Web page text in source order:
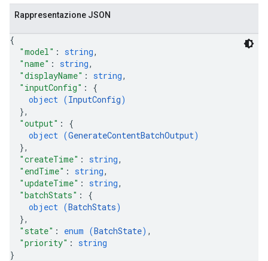
Rappresentazione JSON
{
"model" : string,
"name" : string,
"displayName" : string,
"inputConfig" : {
object (InputConfig)
},
"output" : {
object (GenerateContentBatchOutput)
},
"createTime" : string,
"endTime" : string,
"updateTime" : string,
"batchStats" : {
object (BatchStats)
},
"state" : enum (BatchState) ,
"priority" : string
}